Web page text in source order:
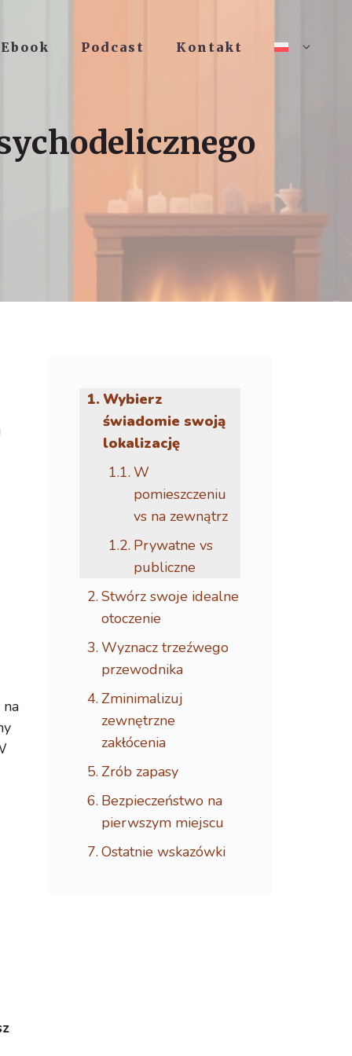
Ebook Podcast Kontakt
Wybierz
świadomie swoją
lokalizację
W
pomieszczeniu
vs na zewnątrz
Prywatne vs
publiczne
Stwórz swoje idealne
otoczenie
Wyznacz trzeźwego
przewodnika
Zminimalizuj
zewnętrzne
zakłócenia
Zrób zapasy
Bezpieczeństwo na
pierwszym miejscu
Ostatnie wskazówki